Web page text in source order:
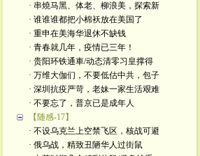
· 串燒马黑、体老、柳浪美，探索新
· 谁谁谁都把小棉袄放在美国了
· 重申在美海华退休不缺钱
· 青春就几年，疫情已三年！
· 贵阳环铁通車/动态清零习皇撑得
· 万维大伽们，不要低估中共，包子
· 深圳抗疫严苛，老妹一家生活艰难
· 不要忘了，普京已是成年人
【随感-17】
· 不设乌克兰上空禁飞区，核战可避
· 俄乌战，精致丑陋华人过街鼠